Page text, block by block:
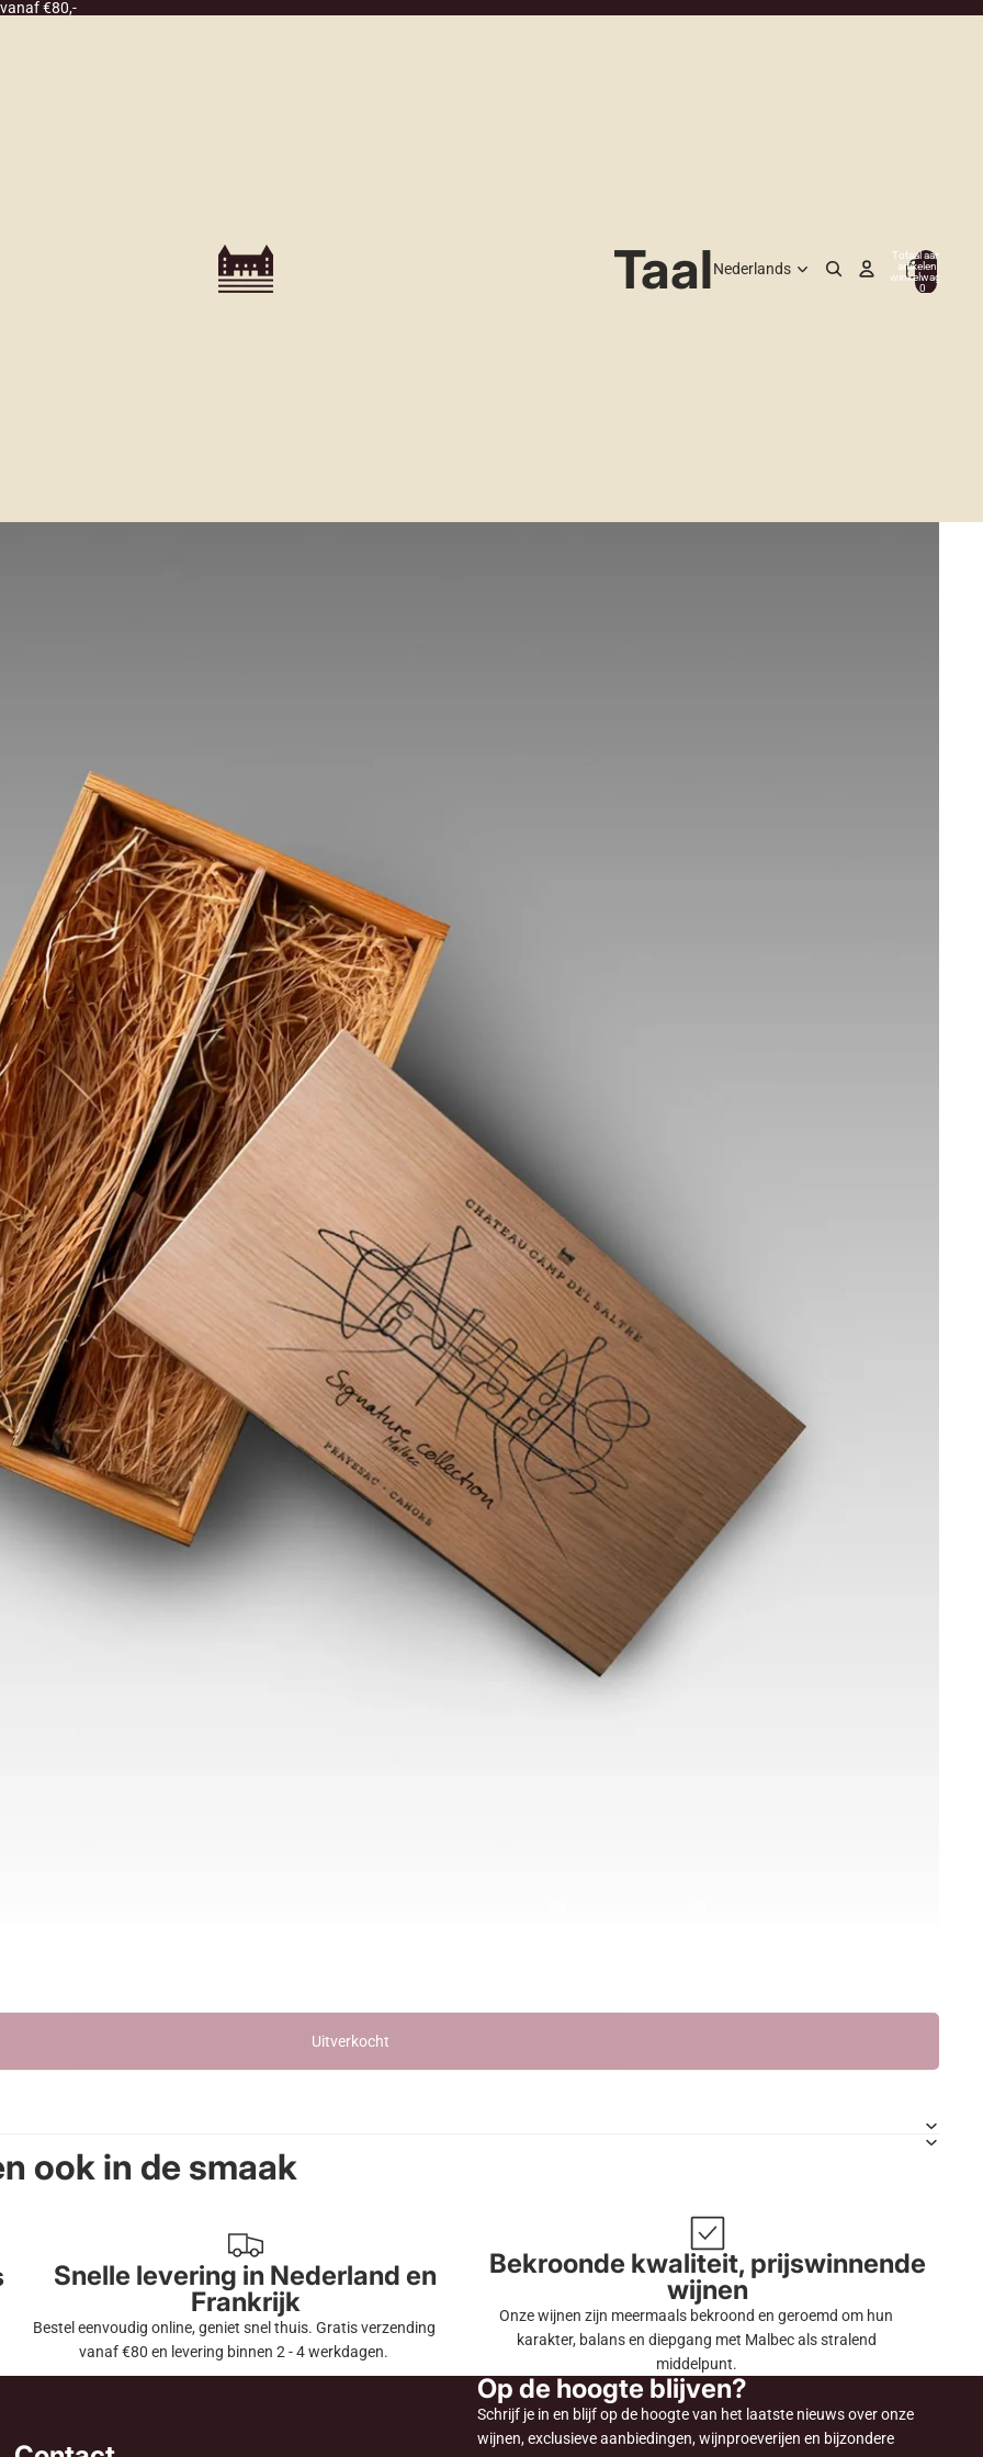
€80,-
Taal
Totaal aantal
artikelen in
winkelwagen:
0
Uitverkocht
ook in de smaak
Snelle levering in Nederland en
Frankrijk
Bestel eenvoudig online, geniet snel thuis. Gratis verzending
vanaf €80 en levering binnen 2 - 4 werkdagen.
Bekroonde kwaliteit, prijswinnende
wijnen
Onze wijnen zijn meermaals bekroond en geroemd om hun
karakter, balans en diepgang met Malbec als stralend
middelpunt.
Op de hoogte blijven?
Schrijf je in en blijf op de hoogte van het laatste nieuws over onze
wijnen, exclusieve aanbiedingen, wijnproeverijen en bijzondere